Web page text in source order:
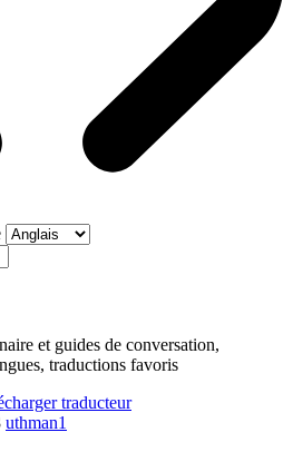
et guides de conversation,
traductions favoris
uthman1